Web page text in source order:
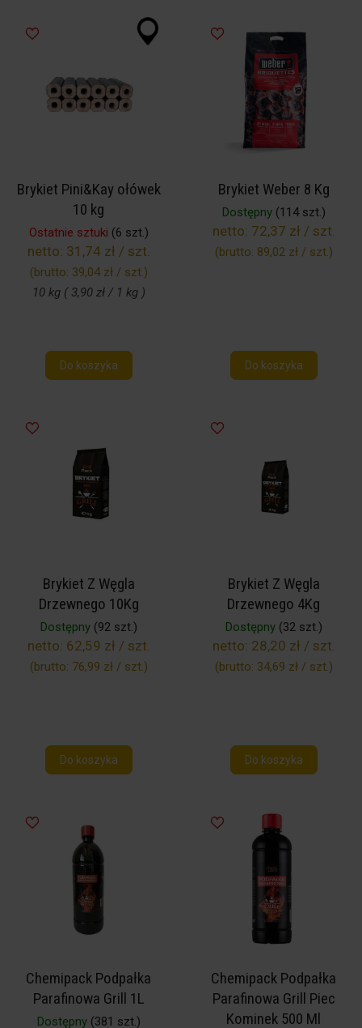
Brykiet Pini&Kay ołówek
10 kg
Ostatnie sztuki (6 szt.)
netto: 31,74 zł / szt.
(brutto: 39,04 zł / szt.)
10 kg ( 3,90 zł / 1 kg )
Do koszyka
Brykiet Weber 8 Kg
Dostępny(114 szt.)
netto: 72,37 zł / szt.
(brutto: 89,02 zł / szt.)
Do koszyka
Brykiet Z Węgla
Drzewnego 10Kg
Dostępny(92 szt.)
netto: 62,59 zł / szt.
(brutto: 76,99 zł / szt.)
Do koszyka
Brykiet Z Węgla
Drzewnego 4Kg
Dostępny(32 szt.)
netto: 28,20 zł / szt.
(brutto: 34,69 zł / szt.)
Do koszyka
Chemipack Podpałka
Parafinowa Grill 1L
Dostępny(381 szt.)
Chemipack Podpałka
Parafinowa Grill Piec
Kominek 500 Ml